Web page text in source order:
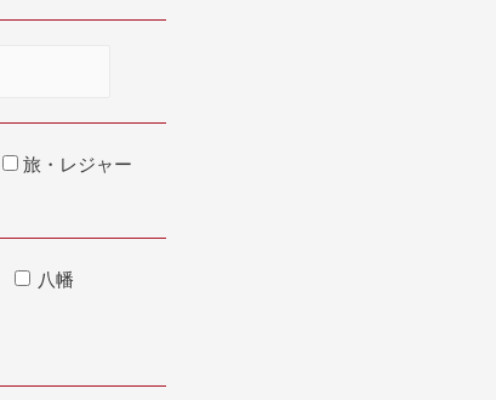
旅・レジャー
八幡